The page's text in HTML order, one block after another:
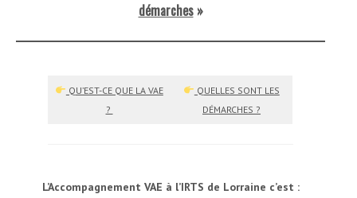
démarches»
QU’EST-CE QUE LA VAE
?
QUELLES SONT LES
DÉMARCHES ?
L’Accompagnement VAE à l’IRTS de Lorraine c’est :